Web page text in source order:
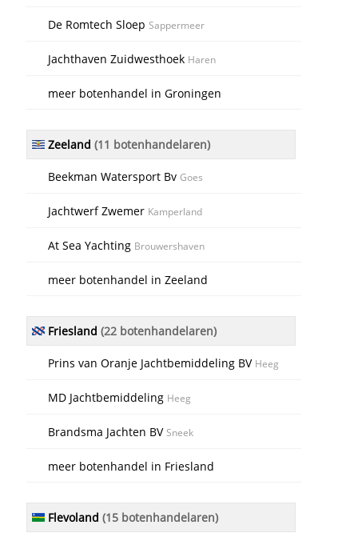
De Romtech SloepSappermeer
Jachthaven Zuidwesthoek Haren
meer botenhandel in Groningen
Zeeland(11 botenhandelaren)
Beekman Watersport BvGoes
Jachtwerf Zwemer Kamperland
At Sea Yachting Brouwershaven
meer botenhandel in Zeeland
Friesland(22 botenhandelaren)
Prins van Oranje Jachtbemiddeling BV Heeg
MD Jachtbemiddeling Heeg
Brandsma Jachten BVSneek
meer botenhandel in Friesland
Flevoland(15 botenhandelaren)